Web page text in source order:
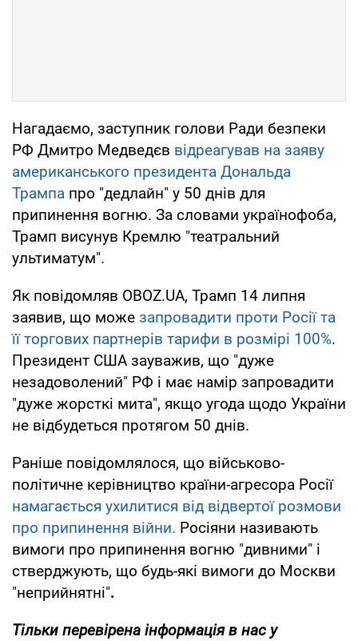
Нагадаємо, заступник голови Ради безпеки
РФ Дмитро Медведєв відреагував на заяву
американського президента Дональда
Трампа про "дедлайн" у 50 днів для
припинення вогню. За словами українофоба,
Трамп висунув Кремлю "театральний
ультиматум".
Як повідомляв OBOZ.UA, Трамп 14 липня
заявив, що може запровадити проти Росії та
її торгових партнерів тарифи в розмірі 100%.
Президент США зауважив, що "дуже
незадоволений" РФ і має намір запровадити
"дуже жорсткі мита", якщо угода щодо України
не відбудеться протягом 50 днів.
Раніше повідомлялося, що військово-
політичне керівництво країни-агресора Росії
намагається ухилитися від відвертої розмови
про припинення війни. Росіяни називають
вимоги про припинення вогню "дивними" і
стверджують, що будь-які вимоги до Москви
"неприйнятні".
Тільки перевірена інформація в нас у